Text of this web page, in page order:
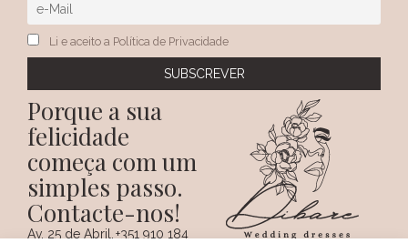
Li e aceito a Política de Privacidade
Porque a sua
felicidade
começa com um
simples passo.
Contacte-nos!
Av. 25 de Abril,+351 910 184